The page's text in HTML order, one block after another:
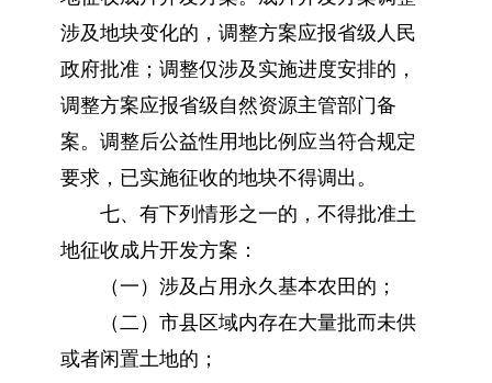
涉及地块变化的，调整方案应报省级人民
政府批准；调整仅涉及实施进度安排的，
调整方案应报省级自然资源主管部门备
案。调整后公益性用地比例应当符合规定
要求，已实施征收的地块不得调出。
七、有下列情形之一的，不得批准土
地征收成片开发方案：
（一）涉及占用永久基本农田的；
（二）市县区域内存在大量批而未供
或者闲置土地的；